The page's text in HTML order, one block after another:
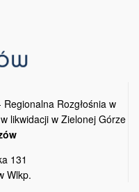
Rozgłośnia w
likwidacji w Zielonej Górze
131
Wlkp.